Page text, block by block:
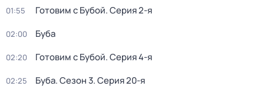
01:55 Готовим с Бубой. Серия 2-я
02:00 Буба
02:20 Готовим с Бубой. Серия 4-я
02:25 Буба. Сезон 3. Серия 20-я